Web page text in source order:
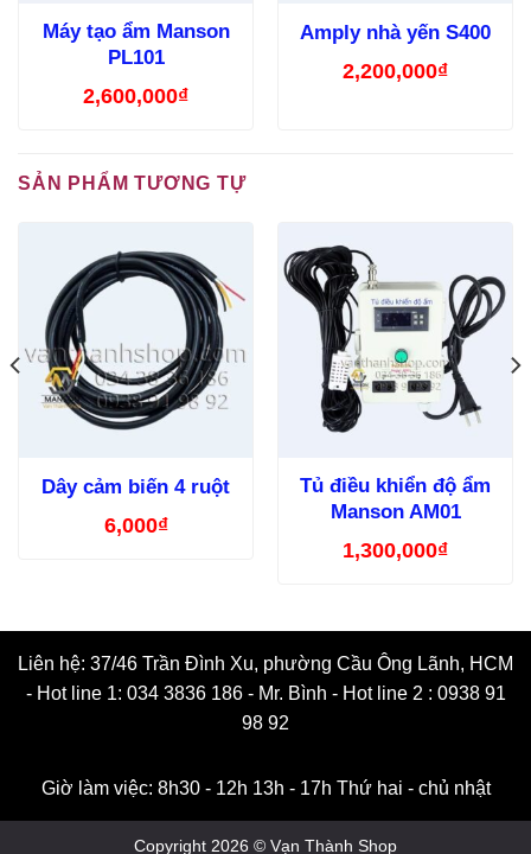
Máy tạo ẩm Manson
PL101
2,600,000₫
Amply nhà yến S400
2,200,000₫
SẢN PHẨM TƯƠNG TỰ
Dây cảm biến 4 ruột
6,000₫
Tủ điều khiển độ ẩm
Manson AM01
1,300,000₫
Liên hệ: 37/46 Trần Đình Xu, phường Cầu Ông Lãnh, HCM
- Hot line 1: 034 3836 186 - Mr. Bình - Hot line 2 : 0938 91
98 92
Giờ làm việc: 8h30 - 12h 13h - 17h Thứ hai - chủ nhật
Copyright 2026 © Vạn Thành Shop